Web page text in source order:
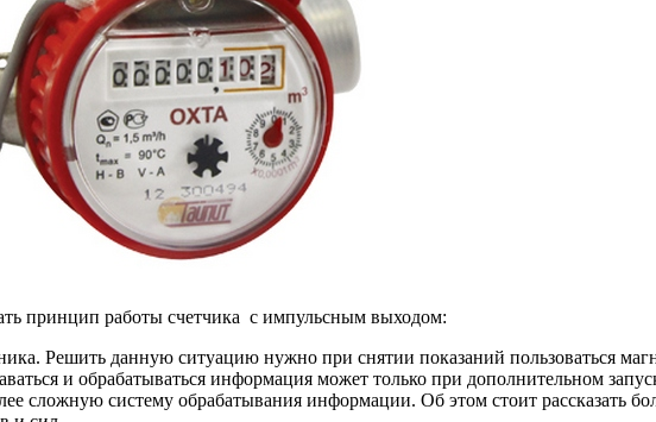
принцип работы счетчика с импульсным выходом:
Решить данную ситуацию нужно при снятии показаний пользоваться
и обрабатываться информация может только при дополнительном
сложную систему обрабатывания информации. Об этом стоит рассказать